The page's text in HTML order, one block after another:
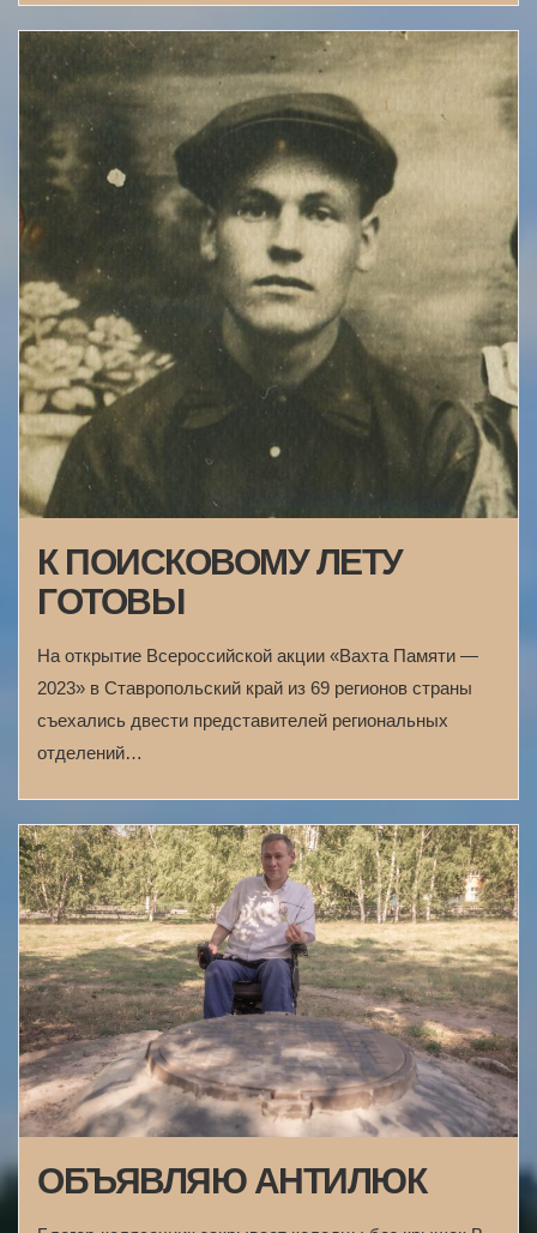
К ПОИСКОВОМУ ЛЕТУ
ГОТОВЫ
На открытие Всероссийской акции «Вахта Памяти —
2023» в Ставропольский край из 69 регионов страны
съехались двести представителей региональных
отделений…
ОБЪЯВЛЯЮ АНТИЛЮК